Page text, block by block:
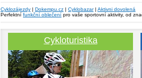
Cyklozájezdy | Dokempu.cz | Cyklobazar| Aktivni dovolená
Perfektní funkční oblečení pro vaše sportovní aktivity, od
Cykloturistika